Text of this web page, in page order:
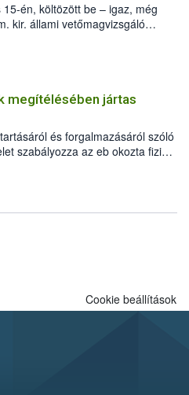
én, költözött be – igaz, még
kir. állami vetőmagvizsgáló
alatti, Czigler Győző által
megítélésében jártas
és forgalmazásáról szóló
szabályozza az eb okozta fizikai
keletkezésekor felmerülő
veszélyes eb tartását és annak
megítélésében jártas szakértőt.
Cookie beállítások